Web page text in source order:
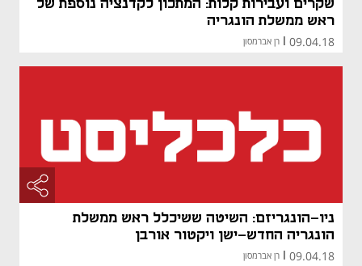
שקרים ועבירות קלות: המתכון לקדנציה נוספת של
ראש ממשלת הונגריה
09.04.18 רן אברמסון
ניו-הונגריזם: השיטה ששיכלל ראש ממשלת
הונגריה החדש-ישן ויקטור אורבן
09.04.18 רן אברמסון